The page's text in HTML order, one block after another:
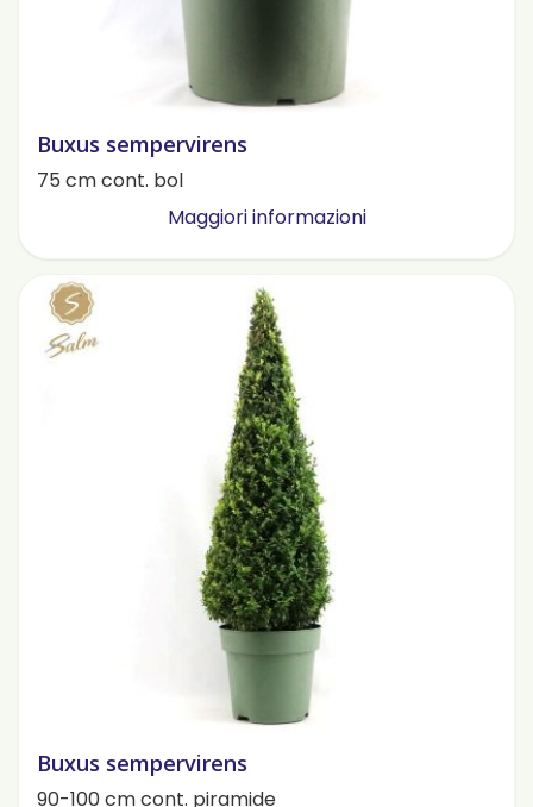
Buxus sempervirens
75 cm cont. bol
Maggiori informazioni
Buxus sempervirens
90-100 cm cont. piramide